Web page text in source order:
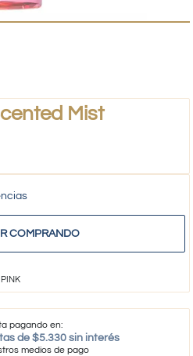
Mist
COMPRANDO
PINK
pagando en:
de $5.330 sin interés
medios de pago